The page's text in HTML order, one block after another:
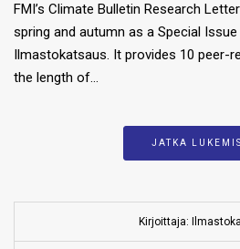
FMI’s Climate Bulletin Research
spring and autumn as a Special
Ilmastokatsaus. It provides 10 peer-
the length of…
JATKA
Kirjoittaja: